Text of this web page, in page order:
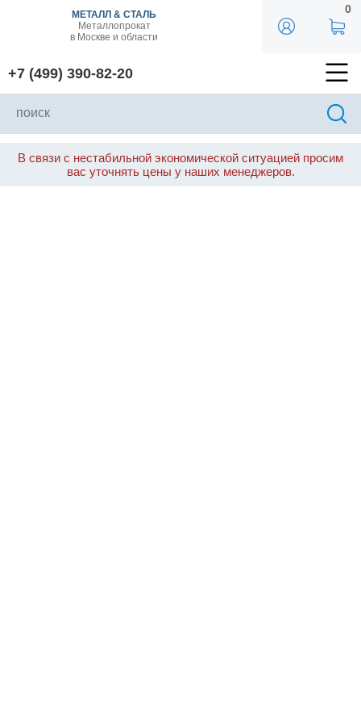
МЕТАЛЛ & СТАЛЬ
Металлопрокат
в Москве и области
+7 (499) 390-82-20
0
В связи с нестабильной экономической ситуацией просим
вас уточнять цены у наших менеджеров.